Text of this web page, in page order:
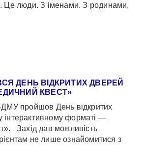
Це люди. З іменами. З родинами,
ДЕНЬ ВІДКРИТИХ ДВЕРЕЙ
КВЕСТ»
пройшов День відкритих
інтерактивному форматі —
Захід дав можливість
не лише ознайомитися з